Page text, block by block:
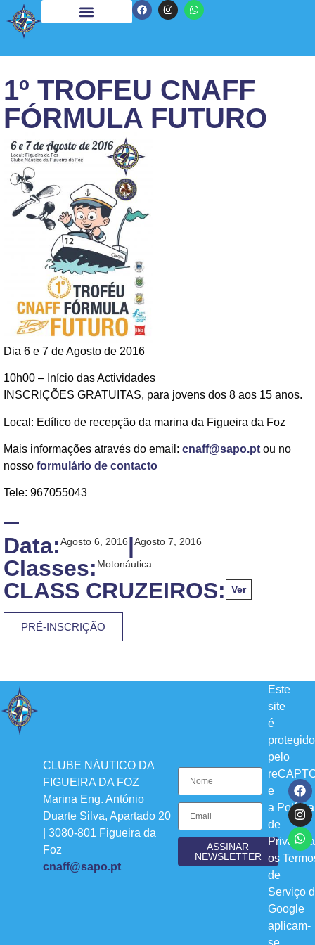
1º TROFEU CNAFF
FÓRMULA FUTURO
Dia 6 e 7 de Agosto de 2016
10h00 – Início das Actividades
INSCRIÇÕES GRATUITAS, para jovens dos 8 aos 15 anos.
Local: Edífico de recepção da marina da Figueira da Foz
Mais informações através do email: cnaff@sapo.pt ou no
nosso formulário de contacto
Tele: 967055043
Data:Agosto 6, 2016|Agosto 7, 2016
Classes: Motonáutica
CLASS CRUZEIROS: Ver
PRÉ-INSCRIÇÃO
CLUBE NÁUTICO DA
FIGUEIRA DA FOZ
Marina Eng. António
Duarte Silva, Apartado 20
| 3080-801 Figueira da
Foz
cnaff@sapo.pt
ASSINAR
NEWSLETTER
Este
site
é
protegido
pelo
e
a Política
de
os
de
Serviço
Google
aplicam-